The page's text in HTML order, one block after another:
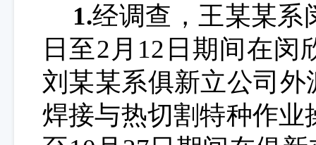
1.经调查， 王某某系
日至2月12日期间在闵
刘某某系俱新立公司 外
焊接与热切割特种作业